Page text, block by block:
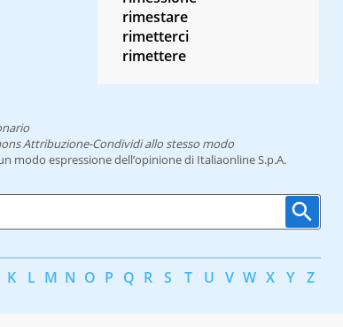
rimestare
rimetterci
rimettere
Attribuzione-Condividi allo stesso modo
modo espressione dell’opinione di Italiaonline S.p.A.
K L M N O P Q R S T U V W X Y Z